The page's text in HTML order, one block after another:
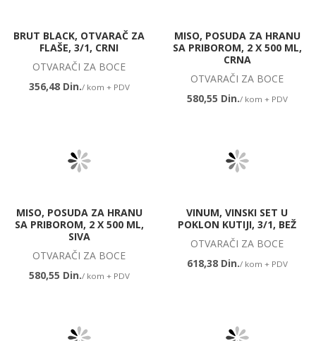
BRUT BLACK, OTVARAČ ZA
FLAŠE, 3/1, CRNI
OTVARAČI ZA BOCE
356,48 Din./ kom + PDV
MISO, POSUDA ZA HRANU
SA PRIBOROM, 2 X 500 ML,
CRNA
OTVARAČI ZA BOCE
580,55 Din./ kom + PDV
MISO, POSUDA ZA HRANU
SA PRIBOROM, 2 X 500 ML,
SIVA
OTVARAČI ZA BOCE
580,55 Din./ kom + PDV
VINUM, VINSKI SET U
POKLON KUTIJI, 3/1, BEŽ
OTVARAČI ZA BOCE
618,38 Din./ kom + PDV